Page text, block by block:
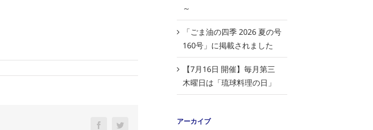
Facebook
～
「ごま油の四季 2026 夏の号
160号」に掲載されました
【7月16日 開催】毎月第三
木曜日は「琉球料理の日」
アーカイブ